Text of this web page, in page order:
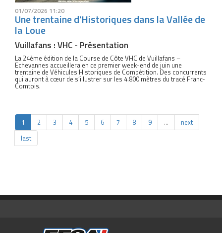
01/07/2026 11:20
Une trentaine d'Historiques dans la Vallée de
la Loue
Vuillafans : VHC - Présentation
La 24ème édition de la Course de Côte VHC de Vuillafans –
Echevannes accueillera en ce premier week-end de juin une
trentaine de Véhicules Historiques de Compétition. Des concurrents
qui auront à cœur de s’illustrer sur les 4.800 mètres du tracé Franc-
Comtois.
1 2 3 4 5 6 7 8 9 …
next
last